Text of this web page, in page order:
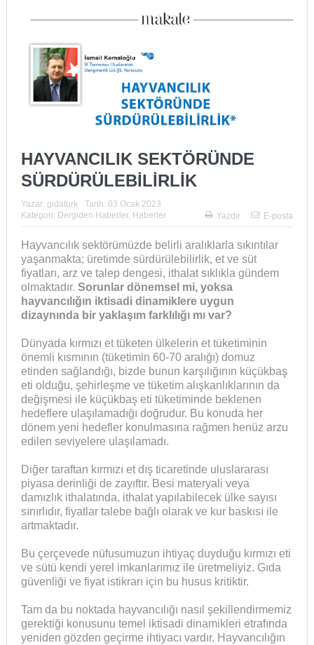
HAYVANCILIK SEKTÖRÜNDE
SÜRDÜRÜLEBİLİRLİK
Yazar: gidaturk Tarih: 03 Ocak 2023
Kategori: Dergiden Haberler, Haberler Yazdır E-posta
Hayvancılık sektörümüzde belirli aralıklarla sıkıntılar
yaşanmakta; üretimde sürdürülebilirlik, et ve süt
fiyatları, arz ve talep dengesi, ithalat sıklıkla gündem
olmaktadır. Sorunlar dönemsel mi, yoksa
hayvancılığın iktisadi dinamiklere uygun
dizaynında bir yaklaşım farklılığı mı var?
Dünyada kırmızı et tüketen ülkelerin et tüketiminin
önemli kısmının (tüketimin 60-70 aralığı) domuz
etinden sağlandığı, bizde bunun karşılığının küçükbaş
eti olduğu, şehirleşme ve tüketim alışkanlıklarının da
değişmesi ile küçükbaş eti tüketiminde beklenen
hedeflere ulaşılamadığı doğrudur. Bu konuda her
dönem yeni hedefler konulmasına rağmen henüz arzu
edilen seviyelere ulaşılamadı.
Diğer taraftan kırmızı et dış ticaretinde uluslararası
piyasa derinliği de zayıftır. Besi materyali veya
damızlık ithalatında, ithalat yapılabilecek ülke sayısı
sınırlıdır, fiyatlar talebe bağlı olarak ve kur baskısı ile
artmaktadır.
Bu çerçevede nüfusumuzun ihtiyaç duyduğu kırmızı eti
ve sütü kendi yerel imkanlarımız ile üretmeliyiz. Gıda
güvenliği ve fiyat istikrarı için bu husus kritiktir.
Tam da bu noktada hayvancılığı nasıl şekillendirmemiz
gerektiği konusunu temel iktisadi dinamikleri etrafında
yeniden gözden geçirme ihtiyacı vardır. Hayvancılığın